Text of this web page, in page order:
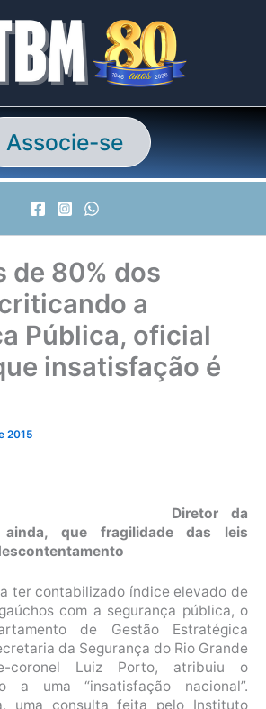
Associe-se
de 80% dos
a
Pública, oficial
insatisfação é
2015
Diretor da
ainda, que fragilidade das leis
ter contabilizado índice elevado de
com a segurança pública, o
de Gestão Estratégica
da Segurança do Rio Grande
coronel Luiz Porto, atribuiu o
a uma “insatisfação nacional”.
uma consulta feita pelo Instituto